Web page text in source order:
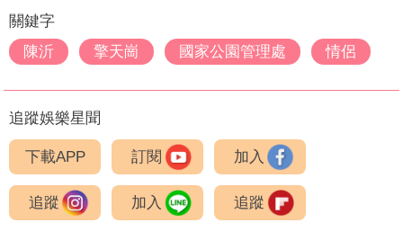
關鍵字
陳沂
擎天崗 國家公園管理處 情侶
追蹤娛樂星聞
下載APP 訂閱 加入
追蹤 加入 追蹤